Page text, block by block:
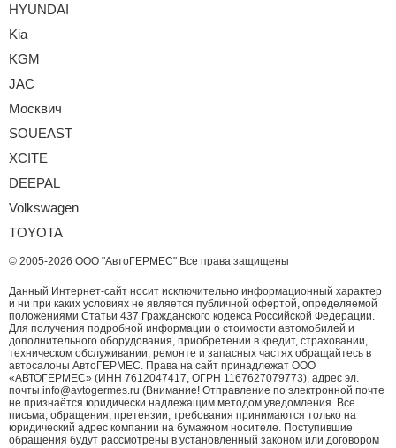
HYUNDAI
Kia
KGM
JAC
Москвич
SOUEAST
XCITE
DEEPAL
Volkswagen
TOYOTA
© 2005-2026 ООО "АвтоГЕРМЕС" Все права защищены
Данный Интернет-сайт носит исключительно информационный характер
и ни при каких условиях не является публичной офертой, определяемой
положениями Статьи 437 Гражданского кодекса Российской Федерации.
Для получения подробной информации о стоимости автомобилей и
дополнительного оборудования, приобретении в кредит, страховании,
техническом обслуживании, ремонте и запасных частях обращайтесь в
автосалоны АвтоГЕРМЕС. Права на сайт принадлежат ООО
«АВТОГЕРМЕС» (ИНН 7612047417, ОГРН 1167627079773), адрес эл.
почты info@avtogermes.ru (Внимание! Отправление по электронной почте
не признаётся юридически надлежащим методом уведомления. Все
письма, обращения, претензии, требования принимаются только на
юридический адрес компании на бумажном носителе. Поступившие
обращения будут рассмотрены в установленный законом или договором